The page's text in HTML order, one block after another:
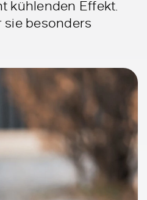
kühlenden Effekt.
besonders